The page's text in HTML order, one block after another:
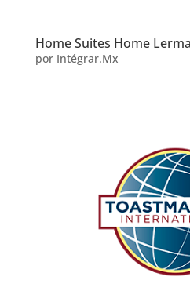
Home Suites Home
por Intégrar.Mx